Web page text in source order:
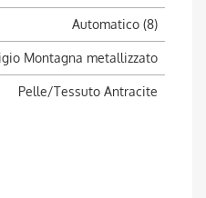
Automatico (8)
Montagna metallizzato
Pelle/Tessuto Antracite